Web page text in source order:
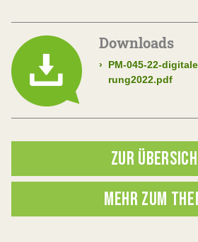
Downloads
›
PM-045-22-
rung2022.pdf
ZUR
MEHR ZUM